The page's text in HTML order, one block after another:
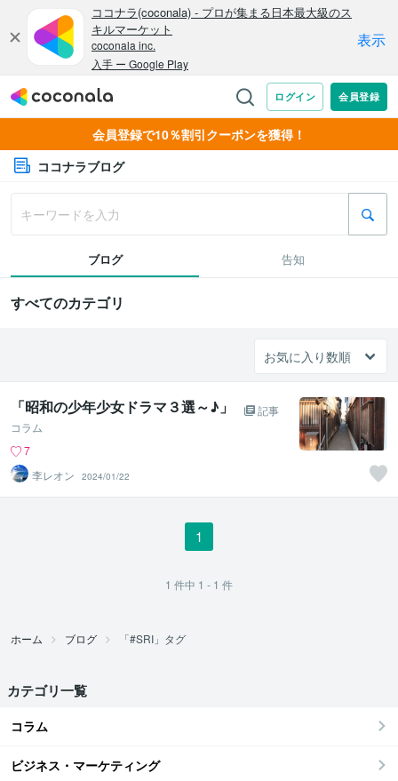
会員登録で10％割引クーポンを獲得！
ココナラブログ
ブログ 告知
すべてのカテゴリ
「昭和の少年少女ドラマ３選～♪」
記事
コラム
7
李レオン
2024/01/22
1
1 件中 1 - 1 件
ホーム ブログ 「#SRI」タグ
カテゴリ一覧
コラム
ビジネス・マーケティング